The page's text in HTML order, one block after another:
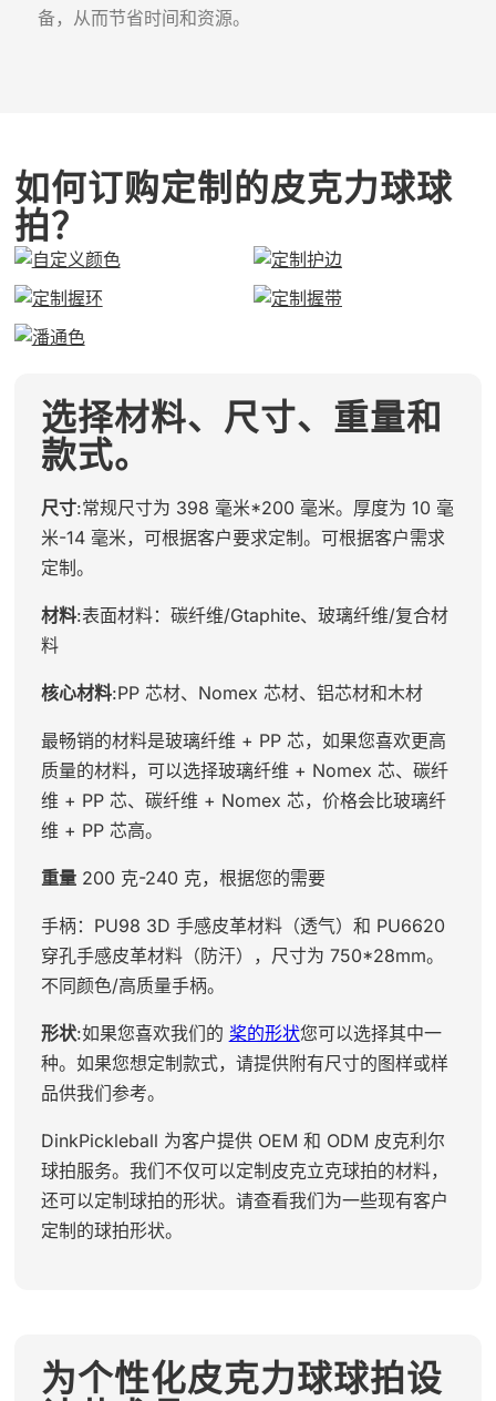
备，从而节省时间和资源。
如何订购定制的皮克力球球
拍？
选择材料、尺寸、重量和
款式。
尺寸:常规尺寸为 398 毫米*200 毫米。厚度为 10 毫
米-14 毫米，可根据客户要求定制。可根据客户需求
定制。
材料:表面材料：碳纤维/Gtaphite、玻璃纤维/复合材
料
核心材料:PP 芯材、Nomex 芯材、铝芯材和木材
最畅销的材料是玻璃纤维 + PP 芯，如果您喜欢更高
质量的材料，可以选择玻璃纤维 + Nomex 芯、碳纤
维 + PP 芯、碳纤维 + Nomex 芯，价格会比玻璃纤
维 + PP 芯高。
重量200 克-240 克，根据您的需要
手柄：PU98 3D 手感皮革材料（透气）和 PU6620
穿孔手感皮革材料（防汗），尺寸为 750*28mm。
不同颜色/高质量手柄。
形状:如果您喜欢我们的 桨的形状您可以选择其中一
种。如果您想定制款式，请提供附有尺寸的图样或样
品供我们参考。
DinkPickleball 为客户提供 OEM 和 ODM 皮克利尔
球拍服务。我们不仅可以定制皮克立克球拍的材料，
还可以定制球拍的形状。请查看我们为一些现有客户
定制的球拍形状。
为个性化皮克力球球拍设